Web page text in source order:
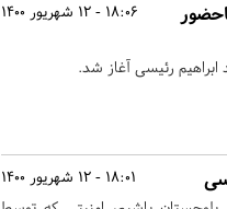
18:06 - 12 شهریور 1400
رئیسی آغاز شد.
18:01 - 12 شهریور 1400